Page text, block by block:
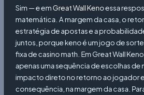
Sim — e emGreat Wall Kenoessa
matemática. A margem da casa, o
estratégia de apostas e a
juntos, porque keno é um jogo de
fixa de casino math. Em Great Wall
apenas uma sequência de escolhas de
impacto direto no retorno ao jogador
consequência, na margem da casa.